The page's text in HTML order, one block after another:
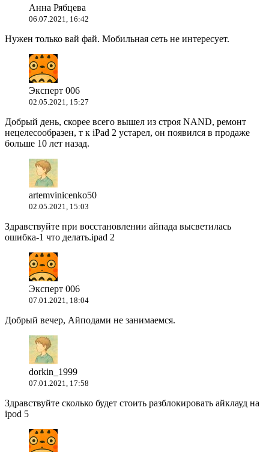
Анна Рябцева
06.07.2021, 16:42
Нужен только вай фай. Мобильная сеть не интересует.
Эксперт 006
02.05.2021, 15:27
Добрый день, скорее всего вышел из строя NAND, ремонт
нецелесообразен, т к iPad 2 устарел, он появился в продаже
больше 10 лет назад.
artemvinicenko50
02.05.2021, 15:03
Здравствуйте при восстановлении айпада высветилась
ошибка-1 что делать.ipad 2
Эксперт 006
07.01.2021, 18:04
Добрый вечер, Айподами не занимаемся.
dorkin_1999
07.01.2021, 17:58
Здравствуйте сколько будет стоить разблокировать айклауд на
ipod 5